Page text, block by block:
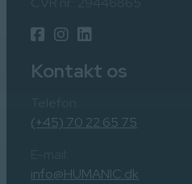
Kontakt os
(+45) 70 22 65 75
info@HUMANIC.dk